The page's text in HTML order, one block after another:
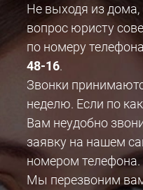
Не выходя из
вопрос юристу
по номеру
48-16.
Звонки
неделю. Если по
Вам неудобно
заявку на нашем
номером телефона.
Мы перезвоним